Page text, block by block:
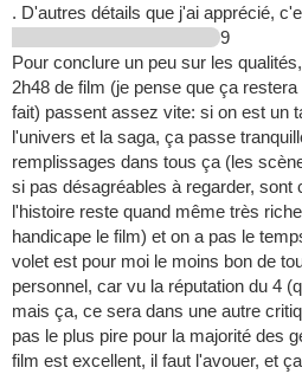
. D'autres détails que j'ai apprécié,
9
Pour conclure un peu sur les
2h48 de film (je pense que ça
fait) passent assez vite: si on est un
l'univers et la saga, ça passe
remplissages dans tous ça (les
si pas désagréables à regarder, sont
l'histoire reste quand même très
handicape le film) et on a pas le
volet est pour moi le moins bon de
personnel, car vu la réputation du 4
mais ça, ce sera dans une autre
pas le plus pire pour la majorité des
film est excellent, il faut l'avouer, et